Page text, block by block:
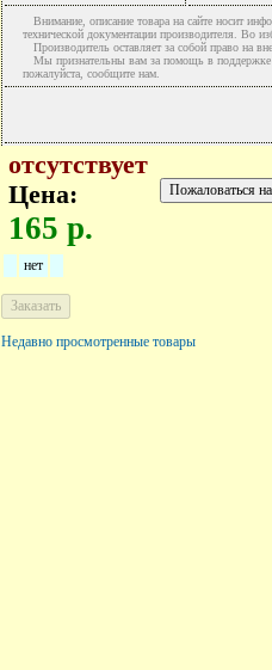
Внимание, описание товара на сайте носит
технической документации производителя. Во
Производитель оставляет за собой право на
Мы признательны вам за помощь в поддержке
пожалуйста, сообщите нам.
отсутствует
Цена:
165 р.
нет
Недавно просмотренные товары